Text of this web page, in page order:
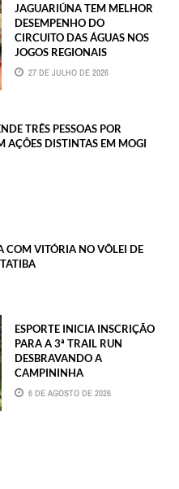
JAGUARIÚNA TEM MELHOR
DESEMPENHO DO
CIRCUITO DAS ÁGUAS NOS
JOGOS REGIONAIS
27 DE JULHO DE 2026
TRÊS PESSOAS POR
AÇÕES DISTINTAS EM MOGI
COM VITÓRIA NO VÔLEI DE
ESPORTE INICIA INSCRIÇÃO
PARA A 3ª TRAIL RUN
DESBRAVANDO A
CAMPININHA
6 DE AGOSTO DE 2026